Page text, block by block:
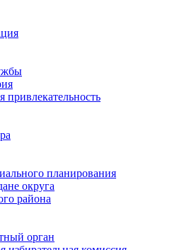
привлекательность
планирования
округа
района
орган